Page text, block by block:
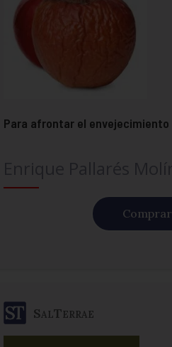
Para afrontar el envejecimiento
Comprar
SalTerrae